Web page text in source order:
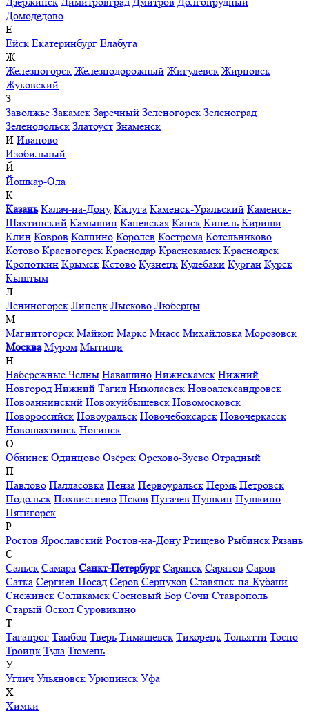
Домодедово
Е
Ейск Екатеринбург Елабуга
Ж
Железногорск Железнодорожный Жигулевск Жирновск
Жуковский
З
Заволжье Закамск Заречный Зеленогорск Зеленоград
Зеленодольск Златоуст Знаменск
И Иваново
Изобильный
Й
Йошкар-Ола
К
Казань Калач-на-Дону Калуга Каменск-Уральский Каменск-
Шахтинский Камышин Каневская Канск Кинель Кириши
Клин Ковров Колпино Королев Кострома Котельниково
Котово Красногорск Краснодар Краснокамск Красноярск
Кропоткин Крымск Кстово Кузнецк Кулебаки Курган Курск
Кыштым
Л
Лениногорск Липецк Лысково Люберцы
М
Магнитогорск Майкоп Маркс Миасс Михайловка Морозовск
Москва Муром Мытищи
Н
Набережные Челны Навашино Нижнекамск Нижний
Новгород Нижний Тагил Николаевск Новоалександровск
Новоаннинский Новокуйбышевск Новомосковск
Новороссийск Новоуральск Новочебоксарск Новочеркасск
Новошахтинск Ногинск
О
Обнинск Одинцово Озёрск Орехово-Зуево Отрадный
П
Павлово Палласовка Пенза Первоуральск Пермь Петровск
Подольск Похвистнево Псков Пугачев Пушкин Пушкино
Пятигорск
Р
Ростов Ярославский Ростов-на-Дону Ртищево Рыбинск Рязань
С
Сальск Самара Санкт-Петербург Саранск Саратов Саров
Сатка Сергиев Посад Серов Серпухов Славянск-на-Кубани
Снежинск Соликамск Сосновый Бор Сочи Ставрополь
Старый Оскол Суровикино
Т
Таганрог Тамбов Тверь Тимашевск Тихорецк Тольятти Тосно
Троицк Тула Тюмень
У
Углич Ульяновск Урюпинск Уфа
Х
Химки